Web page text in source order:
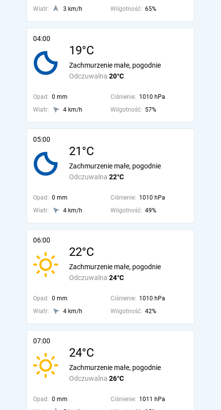
Wiatr:
3 km/h Wilgotność: 65%
04:00
19°C
Odczuwalna 20°C
Zachmurzenie małe, pogodnie
Opad: 0 mm Ciśnienie: 1010 hPa
Wiatr:
4 km/h Wilgotność: 57%
05:00
21°C
Odczuwalna 22°C
Zachmurzenie małe, pogodnie
Opad: 0 mm Ciśnienie: 1010 hPa
Wiatr:
4 km/h Wilgotność: 49%
06:00
22°C
Odczuwalna 24°C
Zachmurzenie małe, pogodnie
Opad: 0 mm Ciśnienie: 1010 hPa
Wiatr:
4 km/h Wilgotność: 42%
07:00
24°C
Odczuwalna 26°C
Zachmurzenie małe, pogodnie
Opad: 0 mm Ciśnienie: 1011 hPa